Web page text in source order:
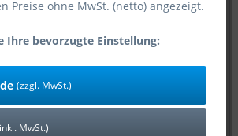
NAC3F-TRUE1-L
Preise ohne MwSt. (netto) angezeigt.
Ihre bevorzugte Einstellung:
(zzgl. MwSt.)
MwSt.)